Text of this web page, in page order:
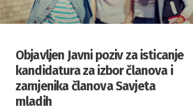
Objavljen Javni poziv za isticanje
kandidatura za izbor članova i
zamjenika članova Savjeta
mladih